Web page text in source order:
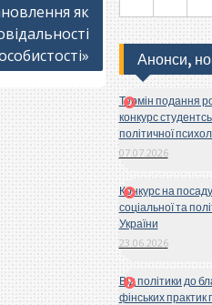
як
Анонси,
Термін подання
конкурс
політичної
07.07.2026
Конкурс на
соціальної та
України
23.06.2026
Від політики до
фінських практик